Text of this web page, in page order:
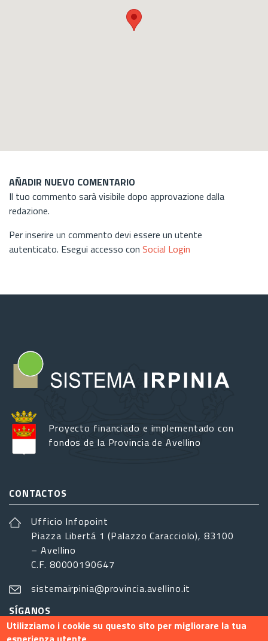
AÑADIR NUEVO COMENTARIO
Il tuo commento sarà visibile dopo approvazione dalla
redazione.
Per inserire un commento devi essere un utente
autenticato. Esegui accesso con Social Login
Proyecto financiado e implementado con
fondos de la Provincia de Avellino
CONTACTOS
Ufficio Infopoint
Piazza Libertá 1 (Palazzo Caracciolo), 83100
– Avellino
C.F. 80000190647
sistemairpinia@provincia.avellino.it
SÍGANOS
Utilizziamo i cookie su questo sito per migliorare la tua